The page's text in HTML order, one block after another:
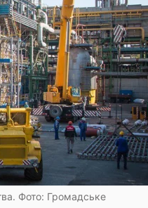
Фото: Громадське